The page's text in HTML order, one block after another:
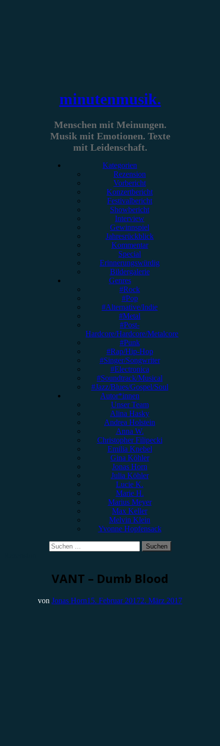
minutenmusik.
Menschen mit Meinungen.
Musik mit Emotionen. Texte
mit Leidenschaft.
Kategorien
Rezension
Vorbericht
Konzertbericht
Festivalbericht
Showbericht
Interview
Gewinnspiel
Jahresrückblick
Kommentar
Special
Erinnerungswürdig
Bildergalerie
Genres
#Rock
#Pop
#Alternative/Indie
#Metal
#Post-
Hardcore/Hardcore/Metalcore
#Punk
#Rap/Hip-Hop
#Singer/Songwriter
#Electronica
#Soundtrack/Musical
#Jazz/Blues/Gospel/Soul
Autor*innen
Unser Team
Alina Hasky
Andrea Holstein
Anna W.
Christopher Filipecki
Emilia Knebel
Gina Köhler
Jonas Horn
Julia Köhler
Lucie K.
Marie H.
Marius Meyer
Max Keller
Melvin Klein
Yvonne Hopfensack
Suchen
nach:
VANT – Dumb Blood
von Jonas Horn15. Februar 20172. März 2017